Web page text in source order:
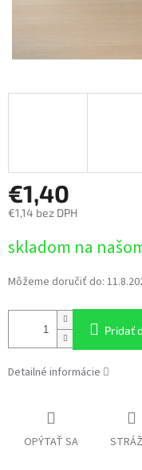
€1,40
€1,14 bez DPH
cena:
skladom na
Môžeme doručiť do:
Pridať
Detailné informácie
OPÝTAŤ SA